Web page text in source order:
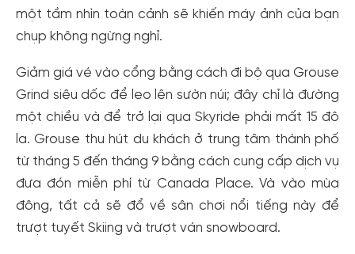
một tầm nhìn toàn cảnh sẽ khiến máy ảnh của bạn
chụp không ngừng nghỉ.
Giảm giá vé vào cổng bằng cách đi bộ qua Grouse
Grind siêu dốc để leo lên sườn núi; đây chỉ là đường
một chiều và để trở lại qua Skyride phải mất 15 đô
la. Grouse thu hút du khách ở trung tâm thành phố
từ tháng 5 đến tháng 9 bằng cách cung cấp dịch vụ
đưa đón miễn phí từ Canada Place. Và vào mùa
đông, tất cả sẽ đổ về sân chơi nổi tiếng này để
trượt tuyết Skiing và trượt ván snowboard.
Tạo tài khoản nhanh - nhận nhiều ưu
đãi!
Tạo tài khoản để có thể
dành cho thành viên đến từ các đối tác của Gody.vn dành
cho cộng đồng.